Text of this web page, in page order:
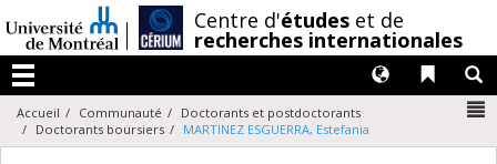
au
contenu
Centre d'études et de
recherches internationales
Menu
Liens
Langues
Accueil Communauté
Doctorants et postdoctorants
Doctorants boursiers
MARTINEZ ESGUERRA, Estefania